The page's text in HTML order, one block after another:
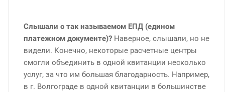
Слышали о так называемом ЕПД (едином
платежном документе)? Наверное, слышали, но не
видели. Конечно, некоторые расчетные центры
смогли объединить в одной квитанции несколько
услуг, за что им большая благодарность. Например,
в г. Волгограде в одной квитанции в большинстве